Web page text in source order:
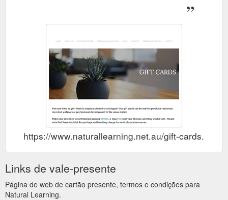
https://www.naturallearning.net.au/gift-cards.html
Links de vale-presente
Página de web de cartão presente, termos e condições para
Natural Learning.